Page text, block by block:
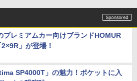
プレミアムカー向けブランドHOMUR
」が登場！
SP4000T」の魅力！ポケットに入